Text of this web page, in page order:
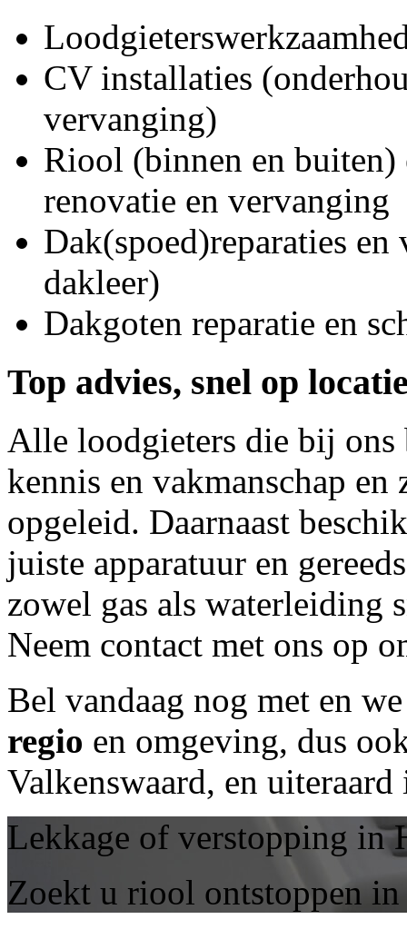
CV installaties
vervanging)
Riool (binnen en buiten)
renovatie en vervanging
Dak(spoed)reparaties
dakleer)
Dakgoten reparatie en
Top advies, snel op
Alle loodgieters die bij
kennis en vakmanschap
opgeleid. Daarnaast
juiste apparatuur en
zowel gas als waterleiding
Neem contact met ons op
Bel vandaag nog met en
regio en omgeving, dus
Valkenswaard, en
Lekkage of verstopping in
Zoekt u riool ontstoppen